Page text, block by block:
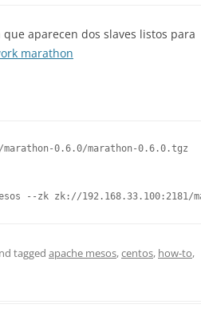
que aparecen dos slaves listos para
marathon
0.6.0/marathon-0.6.0.tgz
tagged apache mesos,centos, how-to,